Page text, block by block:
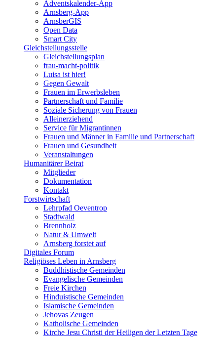
Adventskalender-App
Arnsberg-App
ArnsberGIS
Open Data
Smart City
Gleichstellungsstelle
Gleichstellungsplan
frau-macht-politik
Luisa ist hier!
Gegen Gewalt
Frauen im Erwerbsleben
Partnerschaft und Familie
Soziale Sicherung von Frauen
Alleinerziehend
Service für Migrantinnen
Frauen und Männer in Familie und Partnerschaft
Frauen und Gesundheit
Veranstaltungen
Humanitärer Beirat
Mitglieder
Dokumentation
Kontakt
Forstwirtschaft
Lehrpfad Oeventrop
Stadtwald
Brennholz
Natur & Umwelt
Arnsberg forstet auf
Digitales Forum
Religiöses Leben in Arnsberg
Buddhistische Gemeinden
Evangelische Gemeinden
Freie Kirchen
Hinduistische Gemeinden
Islamische Gemeinden
Jehovas Zeugen
Katholische Gemeinden
Kirche Jesu Christi der Heiligen der Letzten Tage